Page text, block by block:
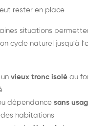
rester en place
situations
cycle naturel jusqu'à
vieux tronc isolé au
dépendance sans
habitations